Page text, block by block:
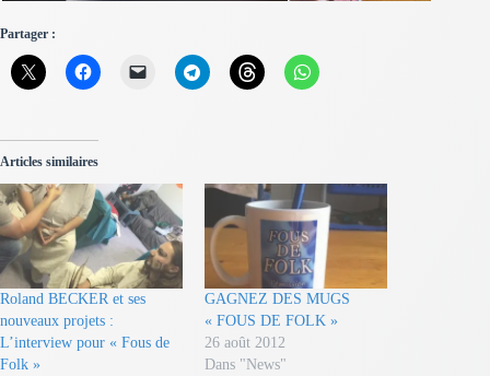
Partager :
Articles similaires
Roland BECKER et ses
nouveaux projets :
L’interview pour « Fous de
Folk »
GAGNEZ DES MUGS
« FOUS DE FOLK »
26 août 2012
Dans "News"